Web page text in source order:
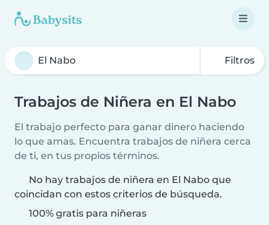
Filtros
Trabajos de Niñera en El Nabo
El trabajo perfecto para ganar dinero haciendo
lo que amas. Encuentra trabajos de niñera cerca
de ti, en tus propios términos.
No hay trabajos de niñera en El Nabo que
coincidan con estos criterios de búsqueda.
100% gratis para niñeras